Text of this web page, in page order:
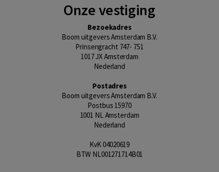
Onze vestiging
Bezoekadres
Boom uitgevers Amsterdam B.V.
Prinsengracht 747- 751
1017 JX Amsterdam
Nederland
Postadres
Boom uitgevers Amsterdam B.V.
Postbus 15970
1001 NL Amsterdam
Nederland
KvK 04020619
BTW NL001271714B01